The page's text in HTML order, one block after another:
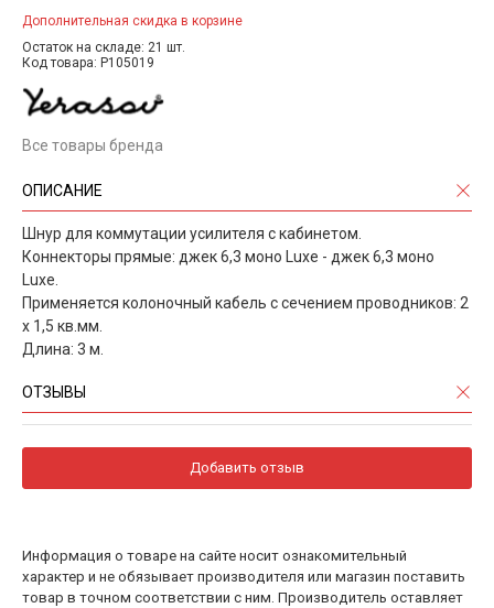
Дополнительная скидка в корзине
Остаток на складе: 21 шт.
Код товара: P105019
Все товары бренда
ОПИСАНИЕ
Шнур для коммутации усилителя с кабинетом.
Коннекторы прямые: джек 6,3 моно Luxe - джек 6,3 моно
Luxe.
Применяется колоночный кабель с сечением проводников: 2
x 1,5 кв.мм.
Длина: 3 м.
ОТЗЫВЫ
Добавить отзыв
Информация о товаре на сайте носит ознакомительный
характер и не обязывает производителя или магазин поставить
товар в точном соответствии с ним. Производитель оставляет